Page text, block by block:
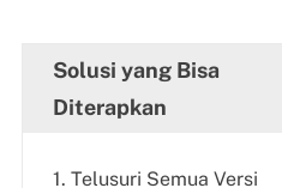
Solusi yang Bisa
Diterapkan
1. Telusuri Semua Versi